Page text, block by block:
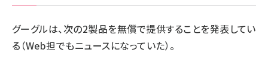
グーグルは、次の2製品を無償で提供することを発表してい
る（Web担でもニュースになっていた）。